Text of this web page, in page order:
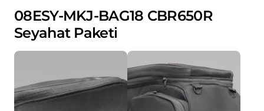
08ESY-MKJ-BAG18 CBR650R
Seyahat Paketi